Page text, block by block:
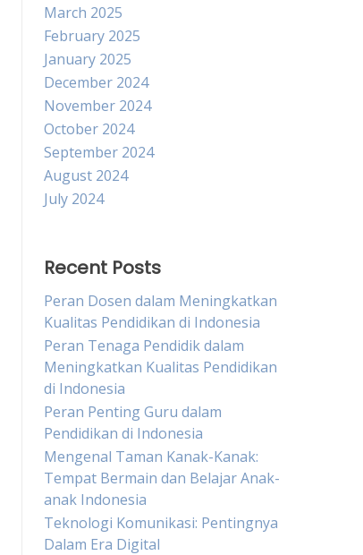
March 2025
February 2025
January 2025
December 2024
November 2024
October 2024
September 2024
August 2024
July 2024
Recent Posts
Peran Dosen dalam Meningkatkan
Kualitas Pendidikan di Indonesia
Peran Tenaga Pendidik dalam
Meningkatkan Kualitas Pendidikan
di Indonesia
Peran Penting Guru dalam
Pendidikan di Indonesia
Mengenal Taman Kanak-Kanak:
Tempat Bermain dan Belajar Anak-
anak Indonesia
Teknologi Komunikasi: Pentingnya
Dalam Era Digital